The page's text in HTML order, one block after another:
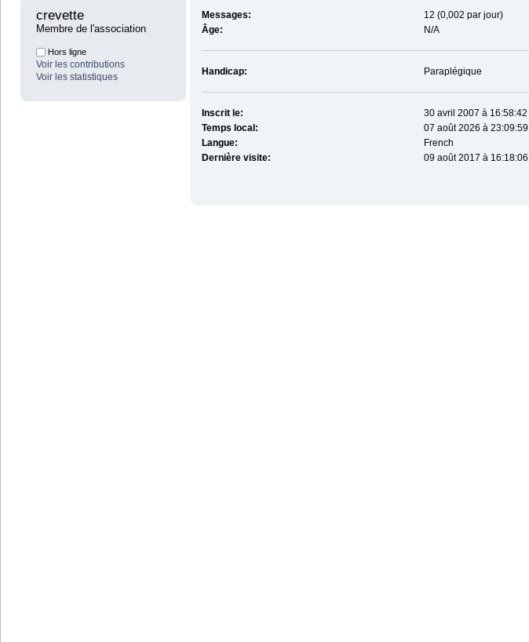
crevette
Membre de l'association
Hors ligne
Voir les contributions
Voir les statistiques
Messages:
12 (0,002 par jour)
Âge:
N/A
Handicap: Paraplégique
Inscrit le:
30 avril 2007 à 16:58:42
Temps local:
07 août 2026 à 23:09:59
Langue:
French
Dernière visite:
09 août 2017 à 16:18:06